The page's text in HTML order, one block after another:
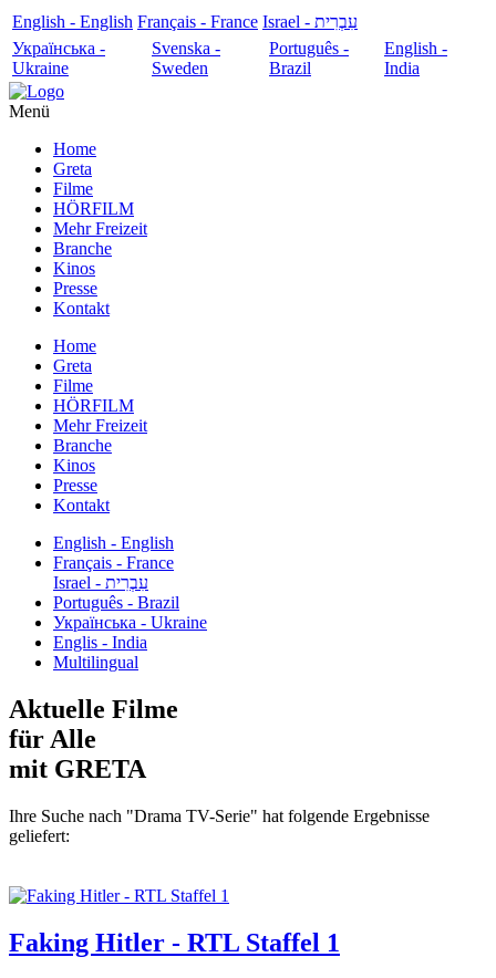
English - English Français - France
עִבְרִית - Israel
Українська -
Ukraine
Svenska -
Sweden
Português -
Brazil
English -
India
Menü
Home
Greta
Filme
HÖRFILM
Mehr Freizeit
Branche
Kinos
Presse
Kontakt
Home
Greta
Filme
HÖRFILM
Mehr Freizeit
Branche
Kinos
Presse
Kontakt
English - English
Français - France
עִבְרִית - Israel
Português - Brazil
Українська - Ukraine
Englis - India
Multilingual
Aktuelle Filme
für Alle
mit GRETA
Ihre Suche nach "Drama TV-Serie" hat folgende Ergebnisse
geliefert:
Faking Hitler - RTL Staffel 1